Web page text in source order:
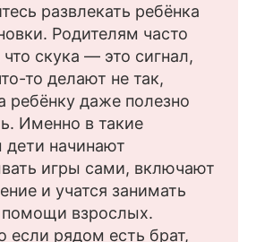
развлекать ребёнка
Родителям часто
скука — это сигнал,
то делают не так,
ребёнку даже полезно
Именно в такие
начинают
игры сами, включают
и учатся занимать
помощи взрослых.
если рядом есть брат,